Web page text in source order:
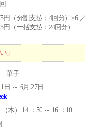
円（分割支払：4回分）×6
円（一括支払：24回分）
」
華子
日 ～ 6月 27日
（木） 14 ：50 ～ 16 ：10